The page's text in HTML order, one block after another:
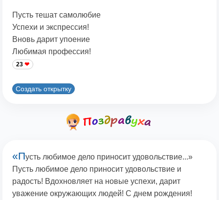
Пусть тешат самолюбие
Успехи и экспрессия!
Вновь дарит упоение
Любимая профессия!
23
Создать открытку
«Пусть любимое дело приносит удовольствие...»
Пусть любимое дело приносит удовольствие и
радость! Вдохновляет на новые успехи, дарит
уважение окружающих людей! С днем рождения!